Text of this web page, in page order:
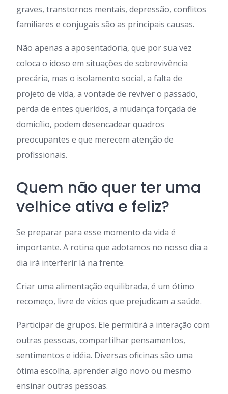
graves, transtornos mentais, depressão, conflitos
familiares e conjugais são as principais causas.
Não apenas a aposentadoria, que por sua vez
coloca o idoso em situações de sobrevivência
precária, mas o isolamento social, a falta de
projeto de vida, a vontade de reviver o passado,
perda de entes queridos, a mudança forçada de
domicílio, podem desencadear quadros
preocupantes e que merecem atenção de
profissionais.
Quem não quer ter uma
velhice ativa e feliz?
Se preparar para esse momento da vida é
importante. A rotina que adotamos no nosso dia a
dia irá interferir lá na frente.
Criar uma alimentação equilibrada, é um ótimo
recomeço, livre de vícios que prejudicam a saúde.
Participar de grupos. Ele permitirá a interação com
outras pessoas, compartilhar pensamentos,
sentimentos e idéia. Diversas oficinas são uma
ótima escolha, aprender algo novo ou mesmo
ensinar outras pessoas.